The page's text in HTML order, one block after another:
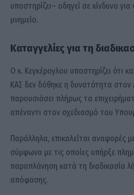
υποστηρίζει– οδηγεί σε κίνδυνο
μνημείο.
Καταγγελίες για τη
Ο κ. Κεγκέρογλου υποστηρίζει ότι
ΚΑΣ δεν δόθηκε η δυνατότητα
παρουσιάσει πλήρως τα
απέναντι στον σχεδιασμό του
Παράλληλα, επικαλείται αναφορές
σύμφωνα με τις οποίες υπήρξε
παραπλάνηση κατά τη διαδικασία
απόφασης.